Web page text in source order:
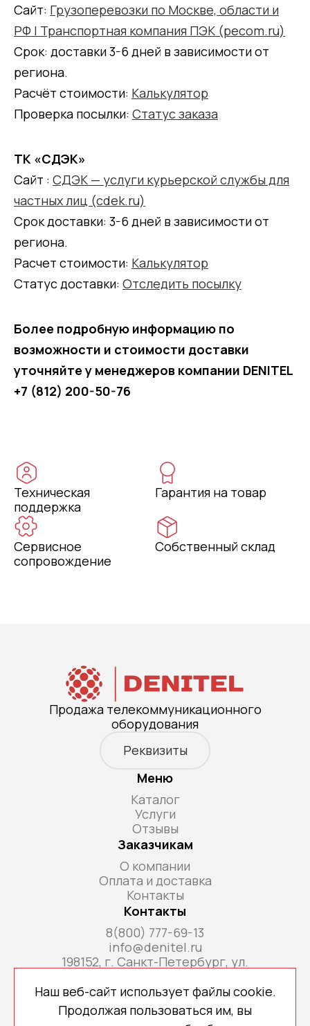
Сайт: Грузоперевозки по Москве, области и
РФ | Транспортная компания ПЭК (pecom.ru)
Срок: доставки 3-6 дней в зависимости от
региона.
Расчёт стоимости: Калькулятор
Проверка посылки: Статус заказа
ТК «СДЭК»
Сайт : СДЭК — услуги курьерской службы для
частных лиц (cdek.ru)
Срок доставки: 3-6 дней в зависимости от
региона.
Расчет стоимости: Калькулятор
Статус доставки: Отследить посылку
Более подробную информацию по
возможности и стоимости доставки
уточняйте у менеджеров компании DENITEL
+7 (812) 200-50-76
Техническая
поддержка
Гарантия на товар
Сервисное
сопровождение
Собственный склад
Продажа телекоммуникационного
оборудования
Реквизиты
Меню
Каталог
Услуги
Отзывы
Заказчикам
О компании
Оплата и доставка
Контакты
Контакты
8(800) 777-69-13
info@denitel.ru
198152, г. Санкт-Петербург, ул.
Н, ком. офис 213А
Наш веб-сайт использует файлы cookie.
Продолжая пользоваться им, вы